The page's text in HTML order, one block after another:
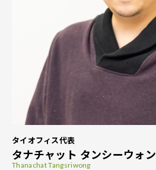
タイオフィス代表
タナチャット タンシーウォン
Thanachat Tangsriwong